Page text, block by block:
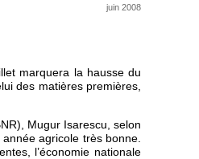
juin 2008
marquera la hausse du
des matières premières,
Mugur Isarescu, selon
agricole très bonne.
l’économie nationale